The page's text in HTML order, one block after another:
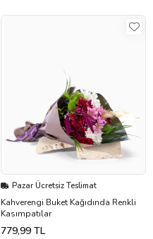
Pazar Ücretsiz Teslimat
Kahverengi Buket Kağıdında Renkli
Kasımpatılar
779,99 TL